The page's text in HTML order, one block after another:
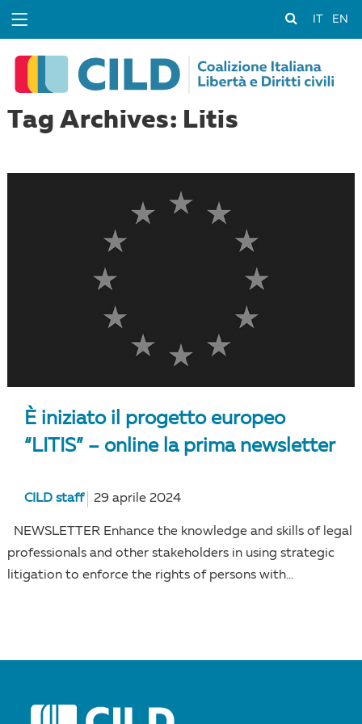
EN
Tag Archives: Litis
È iniziato il progetto europeo
“LITIS” – online la prima newsletter
CILD staff 29 aprile 2024
NEWSLETTER Enhance the knowledge and skills of legal
professionals and other stakeholders in using strategic
litigation to enforce the rights of persons with...